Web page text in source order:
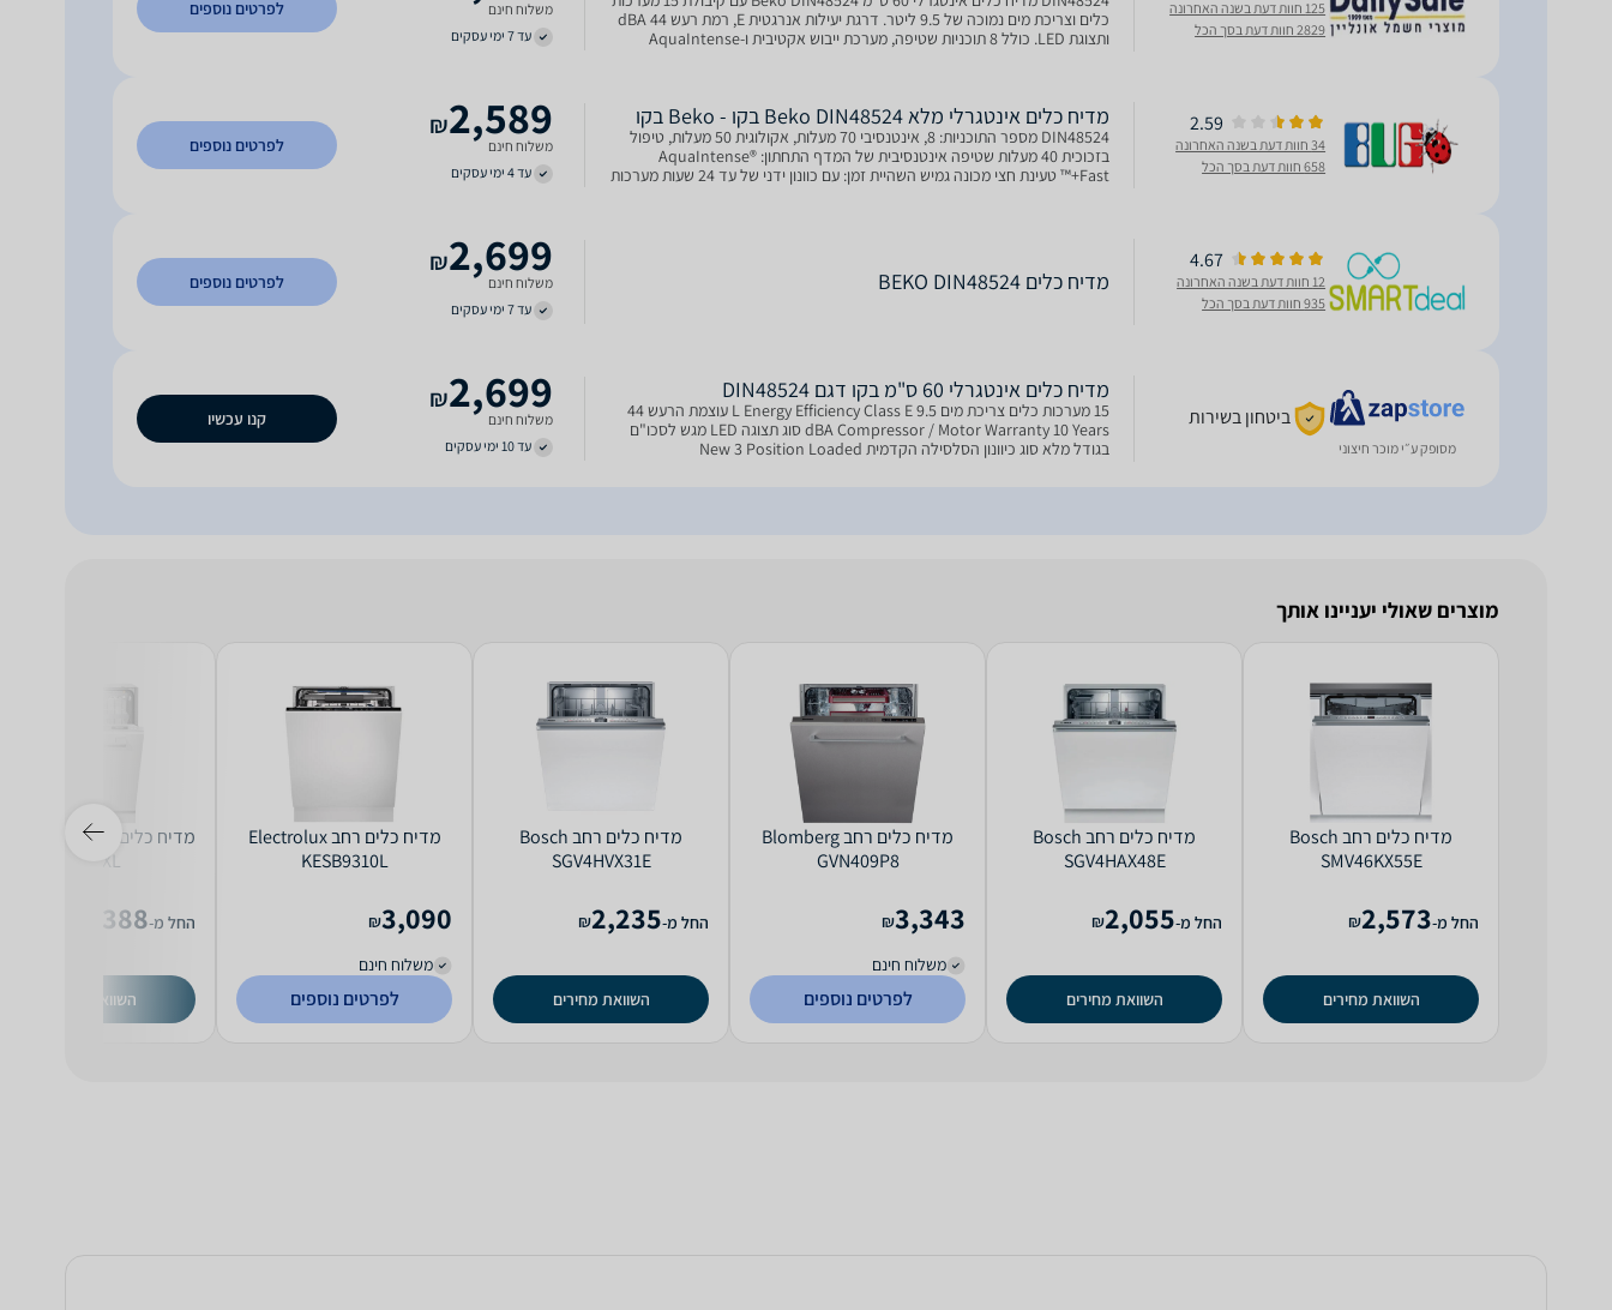
125 חוות דעת בשנה האחרונה
2829 חוות דעת בסך הכל
כלים וצריכת מים נמוכה של 9.5 ליטר. דרגת יעילות אנרגטית E, רמת רעש 44 dBA
ותצוגת LED. כולל 8 תוכניות שטיפה, מערכת ייבוש אקטיבית ו-AquaIntense
משלוח חינם
עד 7 ימי עסקים
לפרטים נוספים
2.59
34 חוות דעת בשנה האחרונה
658 חוות דעת בסך הכל
מדיח כלים אינטגרלי מלא Beko DIN48524 בקו - Beko בקו
DIN48524 מספר התוכניות: 8, אינטנסיבי 70 מעלות, אקולוגית 50 מעלות, טיפול
בזכוכית 40 מעלות שטיפה אינטנסיבית של המדף התחתון: AquaIntense®
™+Fast טעינת חצי מכונה גמיש השהיית זמן: עם כוונון ידני של עד 24 שעות מערכות
2,589
₪
משלוח חינם
עד 4 ימי עסקים
לפרטים נוספים
4.67
12 חוות דעת בשנה האחרונה
935 חוות דעת בסך הכל
מדיח כלים BEKO DIN48524 2,699
₪
משלוח חינם
עד 7 ימי עסקים
לפרטים נוספים
מסופק ע״י מוכר חיצוני
ביטחון בשירות
מדיח כלים אינטגרלי 60 ס"מ בקו דגם DIN48524
15 מערכות כלים צריכת מים 9.5 L Energy Efficiency Class E עוצמת הרעש 44
dBA Compressor / Motor Warranty 10 Years סוג תצוגה LED מגש לסכו"ם
בגודל מלא סוג כיוונון הסלסילה הקדמית New 3 Position Loaded
2,699
₪
משלוח חינם
עד 10 ימי עסקים
קנו עכשיו
מוצרים שאולי יעניינו אותך
מדיח כלים ‏רחב Bosch
SMV46KX55E
החל מ-2,573
₪
השוואת מחירים
מדיח כלים ‏רחב Bosch
SGV4HAX48E
החל מ-2,055
₪
השוואת מחירים
מדיח כלים ‏רחב Blomberg
GVN409P8
3,343
₪
משלוח חינם
לפרטים נוספים
מדיח כלים ‏רחב Bosch
SGV4HVX31E
החל מ-2,235
₪
השוואת מחירים
מדיח כלים ‏רחב Electrolux
KESB9310L
3,090
₪
משלוח חינם
לפרטים נוספים
SCVI XXL
החל מ-7,388
השוואת מחירים